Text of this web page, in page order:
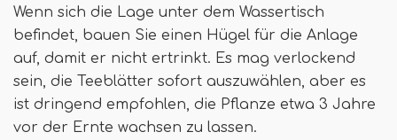
Wenn sich die Lage unter dem Wassertisch
befindet, bauen Sie einen Hügel für die Anlage
auf, damit er nicht ertrinkt. Es mag verlockend
sein, die Teeblätter sofort auszuwählen, aber es
ist dringend empfohlen, die Pflanze etwa 3 Jahre
vor der Ernte wachsen zu lassen.